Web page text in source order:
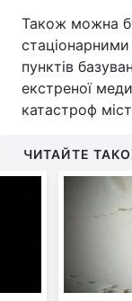
Також можна
пунктів
екстреної
катастроф
ЧИТАЙТЕ